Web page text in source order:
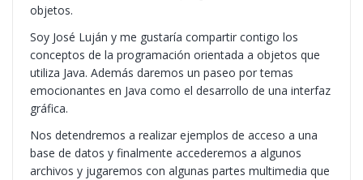
objetos.
Soy José Luján y me gustaría compartir contigo los
conceptos de la programación orientada a objetos que
utiliza Java. Además daremos un paseo por temas
emocionantes en Java como el desarrollo de una interfaz
gráfica.
Nos detendremos a realizar ejemplos de acceso a una
base de datos y finalmente accederemos a algunos
archivos y jugaremos con algunas partes multimedia que